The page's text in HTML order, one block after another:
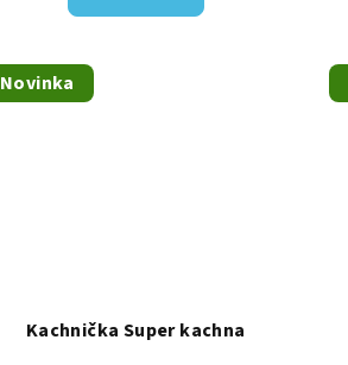
Novinka
Kachnička Super kachna